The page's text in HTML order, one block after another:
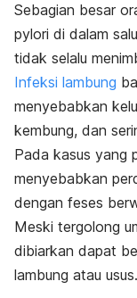
Sebagian besar
pylori di dalam
tidak selalu
Infeksi lambung
menyebabkan
kembung, dan
Pada kasus yang
menyebabkan
dengan feses
Meski tergolong
dibiarkan dapat
lambung atau usus.